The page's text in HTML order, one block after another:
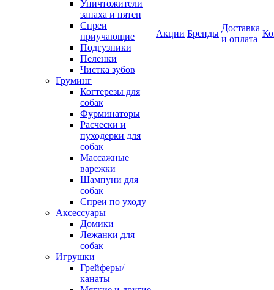
Уничтожители
запаха и пятен
Спреи
приучающие
Подгузники
Пеленки
Чистка зубов
Груминг
Когтерезы для
собак
Фурминаторы
Расчески и
пуходерки для
собак
Массажные
варежки
Шампуни для
собак
Спреи по уходу
Аксессуары
Домики
Лежанки для
собак
Игрушки
Грейферы/
канаты
Акции Бренды
Доставка
и оплата